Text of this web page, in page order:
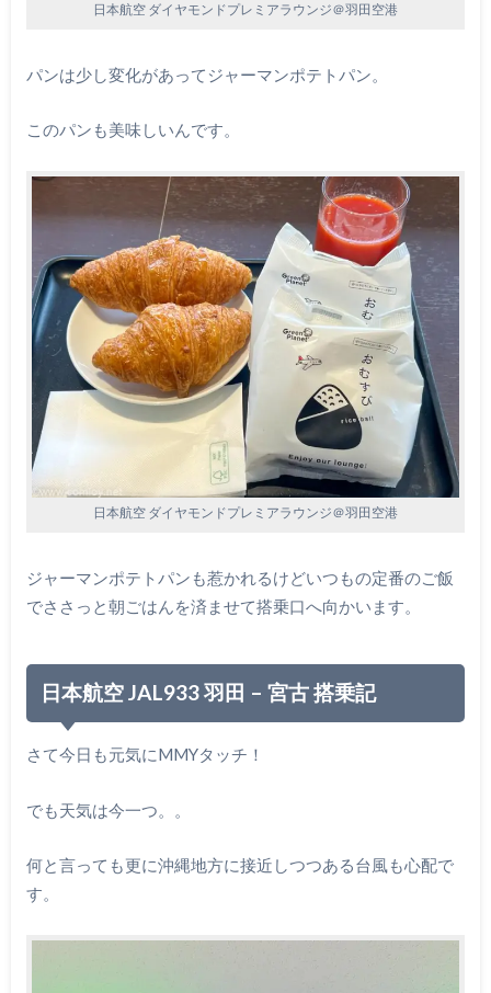
日本航空 ダイヤモンドプレミアラウンジ＠羽田空港
パンは少し変化があってジャーマンポテトパン。
このパンも美味しいんです。
日本航空 ダイヤモンドプレミアラウンジ＠羽田空港
ジャーマンポテトパンも惹かれるけどいつもの定番のご飯
でささっと朝ごはんを済ませて搭乗口へ向かいます。
日本航空 JAL933 羽田 – 宮古 搭乗記
さて今日も元気にMMYタッチ！
でも天気は今一つ。。
何と言っても更に沖縄地方に接近しつつある台風も心配で
す。